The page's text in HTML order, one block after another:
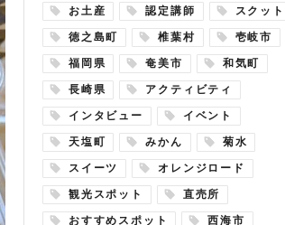
お土産 認定講師 スクット
徳之島町 椎葉村 壱岐市
福岡県 奄美市 和気町
長崎県 アクティビティ
インタビュー イベント
天塩町 みかん 菊水
スイーツ オレンジロード
観光スポット 直売所
おすすめスポット 西海市